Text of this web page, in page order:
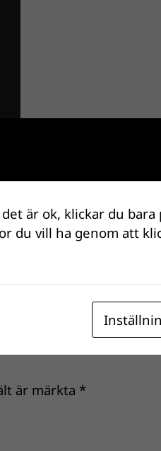
är märkta *
är ok, klickar du bara
du vill ha genom att